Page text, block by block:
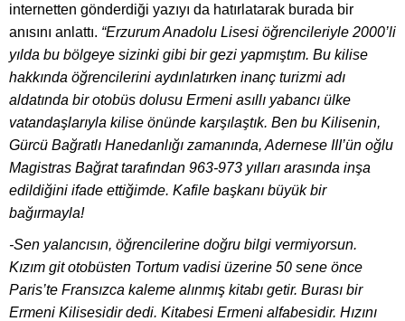
internetten gönderdiği yazıyı da hatırlatarak burada bir
anısını anlattı. “Erzurum Anadolu Lisesi öğrencileriyle 2000’li
yılda bu bölgeye sizinki gibi bir gezi yapmıştım. Bu kilise
hakkında öğrencilerini aydınlatırken inanç turizmi adı
aldatında bir otobüs dolusu Ermeni asıllı yabancı ülke
vatandaşlarıyla kilise önünde karşılaştık. Ben bu Kilisenin,
Gürcü Bağratlı Hanedanlığı zamanında, Adernese III’ün oğlu
Magistras Bağrat tarafından 963-973 yılları arasında inşa
edildiğini ifade ettiğimde. Kafile başkanı büyük bir
bağırmayla!
-Sen yalancısın, öğrencilerine doğru bilgi vermiyorsun.
Kızım git otobüsten Tortum vadisi üzerine 50 sene önce
Paris’te Fransızca kaleme alınmış kitabı getir. Burası bir
Ermeni Kilisesidir dedi. Kitabesi Ermeni alfabesidir. Hızını